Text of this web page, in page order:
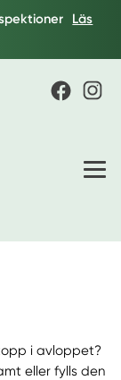
Läs
i avloppet?
eller fylls den